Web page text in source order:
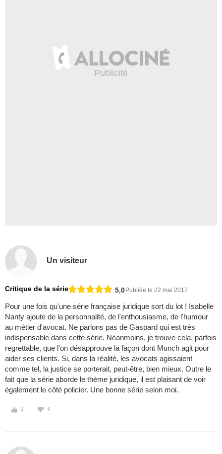
Un visiteur
Critique de la série 5,0 Publiée le 22 mai 2017
Pour une fois qu'une série française juridique sort du lot ! Isabelle
Nanty ajoute de la personnalité, de l'enthousiasme, de l'humour
au métier d'avocat. Ne parlons pas de Gaspard qui est très
indispensable dans cette série. Néanmoins, je trouve cela, parfois
regrettable, que l'on désapprouve la façon dont Munch agit pour
aider ses clients. Si, dans la réalité, les avocats agissaient
comme tel, la justice se porterait, peut-être, bien mieux. Outre le
fait que la série aborde le thème juridique, il est plaisant de voir
également le côté policier. Une bonne série selon moi.
1 0